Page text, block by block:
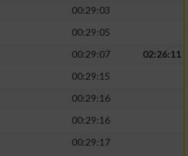
00:29:03
00:29:05
00:29:07
02:26:11
00:29:15
00:29:16
00:29:16
00:29:17